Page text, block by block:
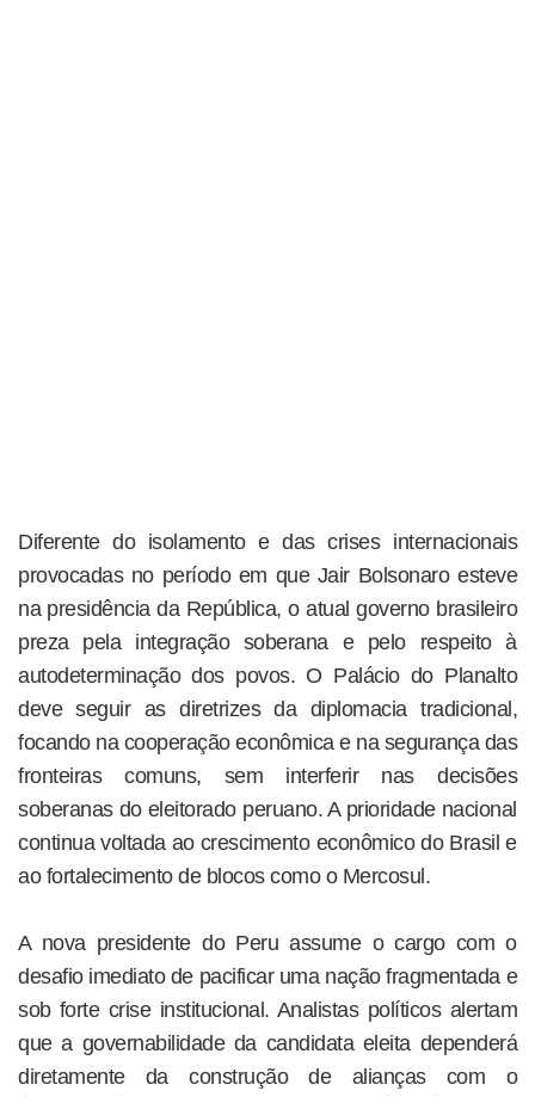
Diferente do isolamento e das crises internacionais
provocadas no período em que Jair Bolsonaro esteve
na presidência da República, o atual governo brasileiro
preza pela integração soberana e pelo respeito à
autodeterminação dos povos. O Palácio do Planalto
deve seguir as diretrizes da diplomacia tradicional,
focando na cooperação econômica e na segurança das
fronteiras comuns, sem interferir nas decisões
soberanas do eleitorado peruano. A prioridade nacional
continua voltada ao crescimento econômico do Brasil e
ao fortalecimento de blocos como o Mercosul.
A nova presidente do Peru assume o cargo com o
desafio imediato de pacificar uma nação fragmentada e
sob forte crise institucional. Analistas políticos alertam
que a governabilidade da candidata eleita dependerá
diretamente da construção de alianças com o